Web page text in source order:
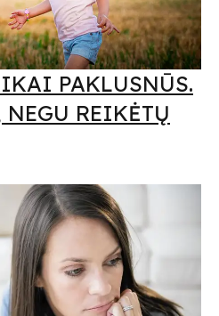
PAKLUSNŪS.
REIKĖTŲ